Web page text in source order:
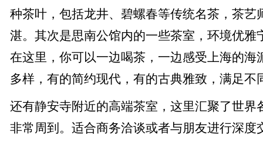
种茶叶，包括龙井、碧螺春等传统名茶，茶艺
湛。其次是思南公馆内的一些茶室，环境优雅
在这里，你可以一边喝茶，一边感受上海的海
多样，有的简约现代，有的古典雅致，满足不
还有静安寺附近的高端茶室，这里汇聚了世界
非常周到。适合商务洽谈或者与朋友进行深度